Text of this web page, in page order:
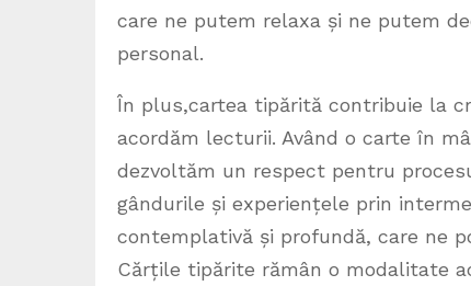
care ne putem relaxa și ne putem
personal.
În plus,cartea tipărită contribuie la
acordăm lecturii. Având o carte în
dezvoltăm un respect pentru
gândurile și experiențele prin
contemplativă și profundă, care ne
Cărțile tipărite rămân o modalitate